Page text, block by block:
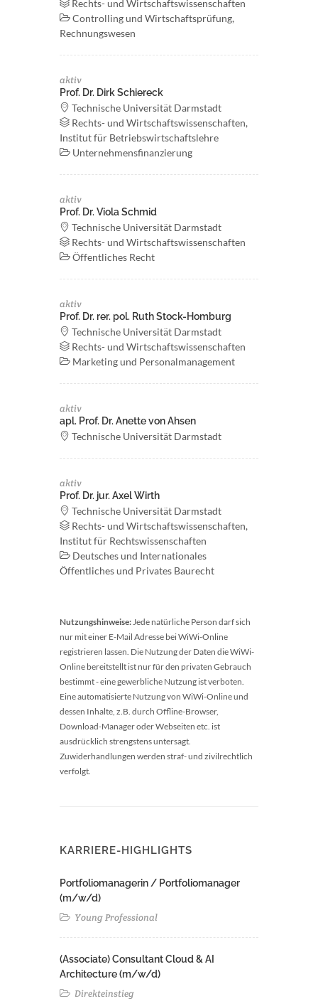
Rechts- und Wirtschaftswissenschaften
Controlling und Wirtschaftsprüfung,
Rechnungswesen
aktiv
Prof. Dr. Dirk Schiereck
Technische Universität Darmstadt
Rechts- und Wirtschaftswissenschaften,
Institut für Betriebswirtschaftslehre
Unternehmensfinanzierung
aktiv
Prof. Dr. Viola Schmid
Technische Universität Darmstadt
Rechts- und Wirtschaftswissenschaften
Öffentliches Recht
aktiv
Prof. Dr. rer. pol. Ruth Stock-Homburg
Technische Universität Darmstadt
Rechts- und Wirtschaftswissenschaften
Marketing und Personalmanagement
aktiv
apl. Prof. Dr. Anette von Ahsen
Technische Universität Darmstadt
aktiv
Prof. Dr. jur. Axel Wirth
Technische Universität Darmstadt
Rechts- und Wirtschaftswissenschaften,
Institut für Rechtswissenschaften
Deutsches und Internationales
Öffentliches und Privates Baurecht
Nutzungshinweise:Jede natürliche Person darf sich
nur mit einer E-Mail Adresse bei WiWi-Online
registrieren lassen. Die Nutzung der Daten die WiWi-
Online bereitstellt ist nur für den privaten Gebrauch
bestimmt - eine gewerbliche Nutzung ist verboten.
Eine automatisierte Nutzung von WiWi-Online und
dessen Inhalte, z.B. durch Offline-Browser,
Download-Manager oder Webseiten etc. ist
ausdrücklich strengstens untersagt.
Zuwiderhandlungen werden straf- und zivilrechtlich
verfolgt.
KARRIERE-HIGHLIGHTS
Portfoliomanagerin / Portfoliomanager
(m/w/d)
Young Professional
(Associate) Consultant Cloud & AI
Architecture (m/w/d)​ ​
Direkteinstieg